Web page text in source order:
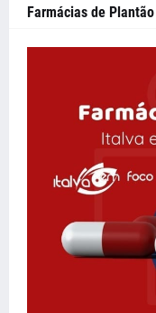
Farmácias de Plantão